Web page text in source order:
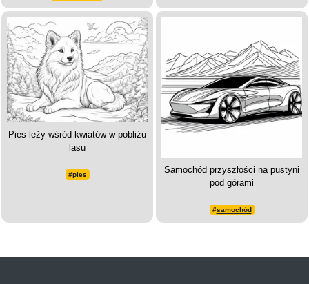
Pies leży wśród kwiatów w pobliżu
lasu
#pies
Samochód przyszłości na pustyni
pod górami
#samochód